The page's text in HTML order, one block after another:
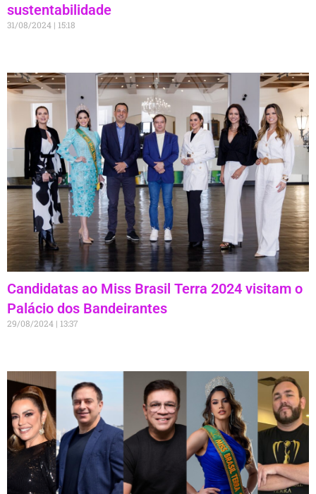
sustentabilidade
31/08/2024 15:18
Candidatas ao Miss Brasil Terra 2024 visitam o
Palácio dos Bandeirantes
29/08/2024 13:37